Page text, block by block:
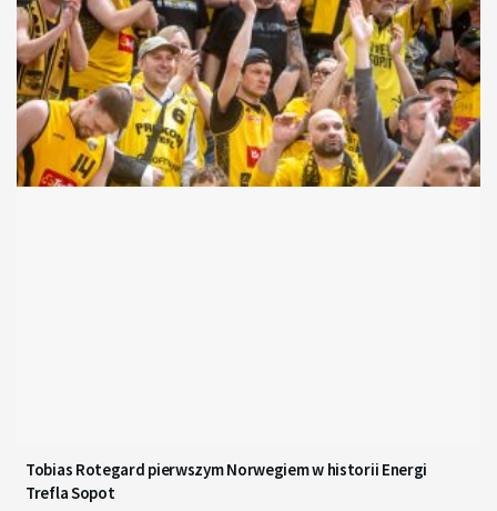
Tobias Rotegard pierwszym Norwegiem w historii Energi
Trefla Sopot